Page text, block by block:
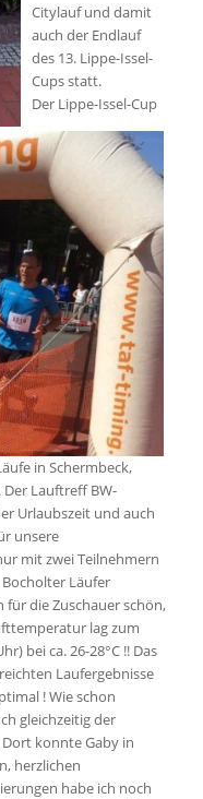
Citylauf und damit
auch der Endlauf
des 13. Lippe-Issel-
Cups statt.
Der Lippe-Issel-Cup
in Schermbeck,
Lauftreff BW-
Urlaubszeit und auch
unsere
mit zwei Teilnehmern
Läufer
die Zuschauer schön,
lag zum
bei ca. 26-28°C !! Das
Laufergebnisse
! Wie schon
gleichzeitig der
konnte Gaby in
herzlichen
habe ich noch